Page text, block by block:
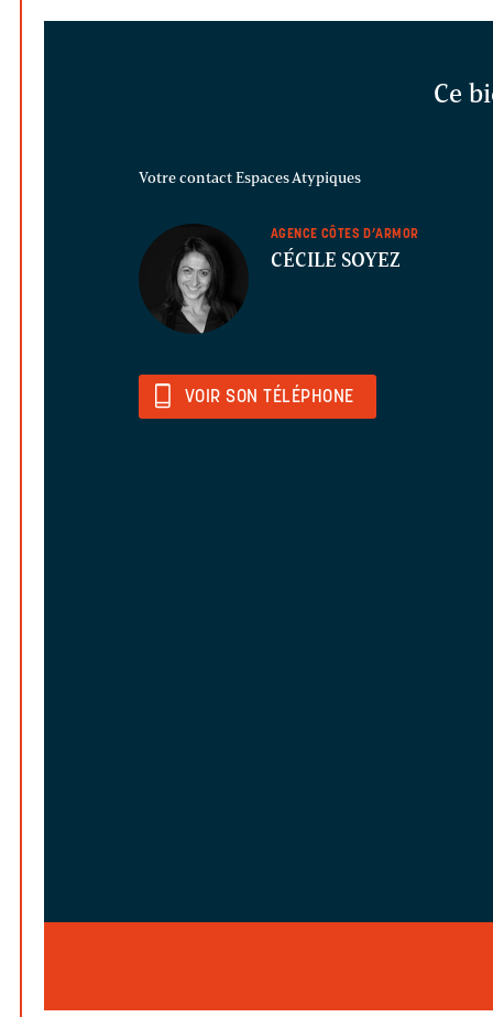
Ce
Votre contact Espaces Atypiques
AGENCE CÔTES D’ARMOR
CÉCILE SOYEZ
VOIR SON TÉLÉPHONE